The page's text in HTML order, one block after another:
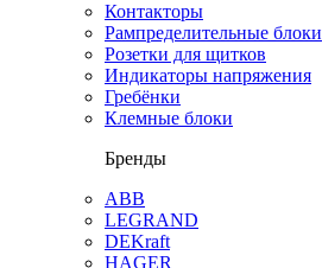
Контакторы
Рампределительные блоки
Розетки для щитков
Индикаторы напряжения
Гребёнки
Клемные блоки
Бренды
ABB
LEGRAND
DEKraft
HAGER